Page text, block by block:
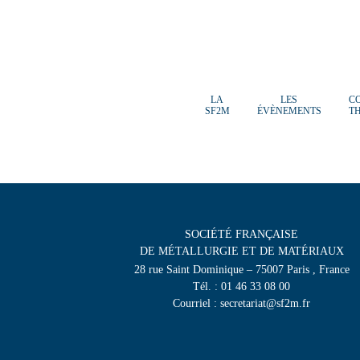
LA
SF2M
LES
ÉVÈNEMENTS
SOCIÉTÉ FRANÇAISE
DE MÉTALLURGIE ET DE MATÉRIAUX
28 rue Saint Dominique – 75007 Paris , France
Tél. : 01 46 33 08 00
Courriel : secretariat@sf2m.fr